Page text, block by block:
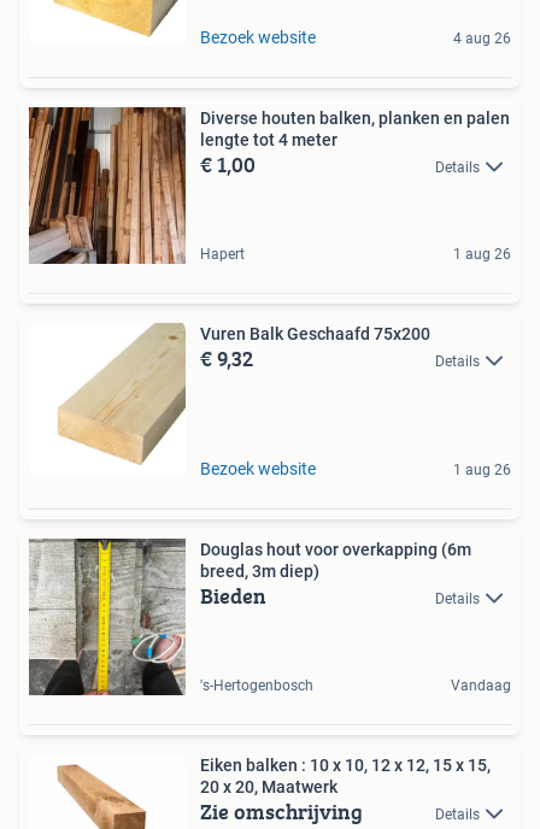
Bezoek website 4 aug 26
Diverse houten balken, planken en palen
lengte tot 4 meter
€ 1,00 Details
Hapert 1 aug 26
Vuren Balk Geschaafd 75x200
€ 9,32 Details
Bezoek website 1 aug 26
Douglas hout voor overkapping (6m
breed, 3m diep)
Bieden Details
's-Hertogenbosch Vandaag
Eiken balken : 10 x 10, 12 x 12, 15 x 15,
20 x 20, Maatwerk
Zie omschrijving Details